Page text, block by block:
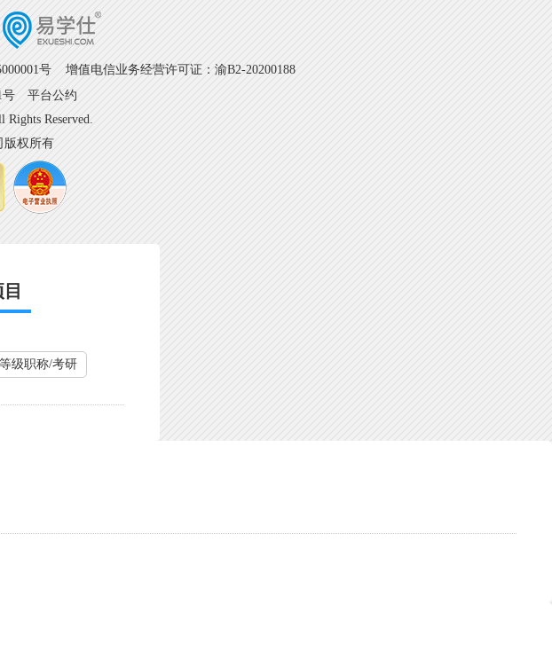
号 增值电信业务经营许可证：渝B2-20200188
号
平台公约
Reserved.
版权所有
等级职称/考研